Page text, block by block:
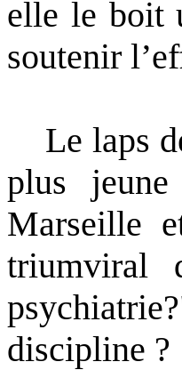
elle le boit
soutenir
Le laps
plus
Marseille
triumviral
discipline ?